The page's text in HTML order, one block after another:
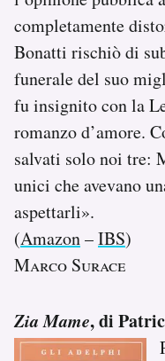
completamente
Bonatti rischiò di
funerale del suo
fu insignito con la
romanzo d’amore.
salvati solo noi tre:
unici che avevano
aspettarli».
(Amazon–IBS)
Marco Surace
Zia Mame, di